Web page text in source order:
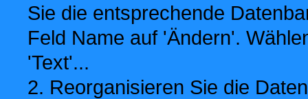
Sie die entsprechende
Feld Name auf 'Ändern'.
'Text'...
2. Reorganisieren Sie die